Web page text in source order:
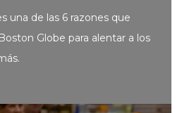
una de las 6 razones que
Globe para alentar a los